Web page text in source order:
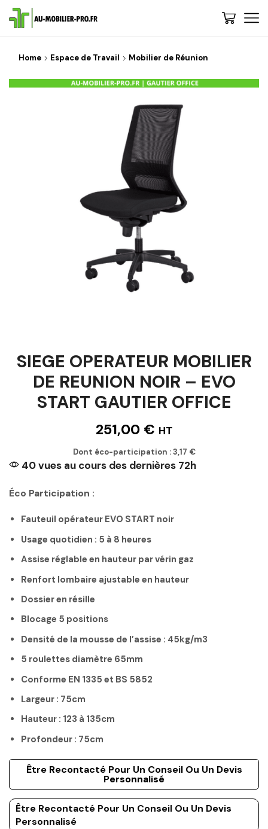
Home Espace de Travail Mobilier de Réunion
SIEGE OPERATEUR MOBILIER
DE REUNION NOIR – EVO
START GAUTIER OFFICE
251,00 € HT
Dont éco-participation :3,17 €
40 vues au cours des dernières 72h
Éco Participation :
Fauteuil opérateur EVO START noir
Usage quotidien : 5 à 8 heures
Assise réglable en hauteur par vérin gaz
Renfort lombaire ajustable en hauteur
Dossier en résille
Blocage 5 positions
Densité de la mousse de l’assise : 45kg/m3
5 roulettes diamètre 65mm
Conforme EN 1335 et BS 5852
Largeur : 75cm
Hauteur : 123 à 135cm
Profondeur : 75cm
Être Recontacté Pour Un Conseil Ou Un Devis
Personnalisé
Être Recontacté Pour Un Conseil Ou Un Devis
Personnalisé